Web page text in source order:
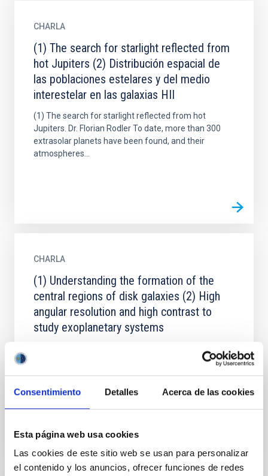
Consentimiento Detalles Acerca de las cookies
Esta página web usa cookies
Las cookies de este sitio web se usan para personalizar
el contenido y los anuncios, ofrecer funciones de redes
CHARLA
(1) The search for starlight reflected from
hot Jupiters (2) Distribución espacial de
las poblaciones estelares y del medio
interestelar en las galaxias HII
(1) The search for starlight reflected from hot
Jupiters. Dr. Florian Rodler To date, more than 300
extrasolar planets have been found, and their
atmospheres...
CHARLA
(1) Understanding the formation of the
central regions of disk galaxies (2) High
angular resolution and high contrast to
study exoplanetary systems
systems have been detected and studied with
different techniques. Obtaining direct images of such